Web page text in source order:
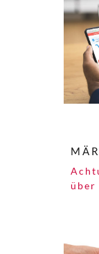
über